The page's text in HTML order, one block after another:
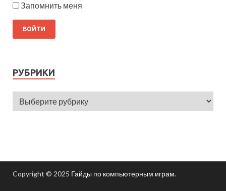
Запомнить меня
РУБРИКИ
Copyright © 2025 Гайды по компьютерным играм.